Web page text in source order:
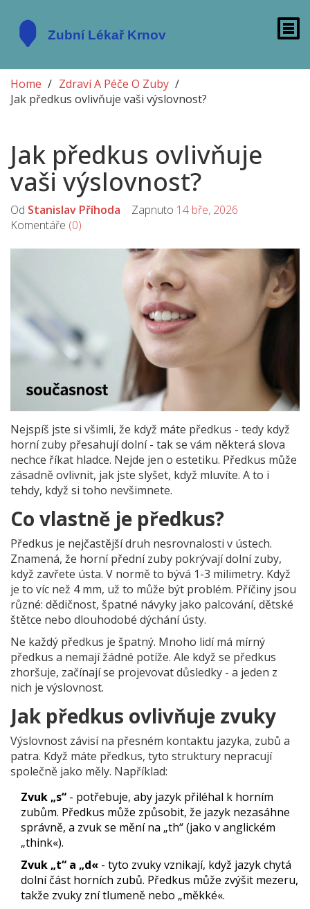
Home
Zdraví A Péče O Zuby
Jak předkus ovlivňuje vaši výslovnost?
Jak předkus ovlivňuje
vaši výslovnost?
Od Stanislav Příhoda Zapnuto 14 bře, 2026
Komentáře (0)
Nejspíš jste si všimli, že když máte předkus - tedy když
horní zuby přesahují dolní - tak se vám některá slova
nechce říkat hladce. Nejde jen o estetiku. Předkus může
zásadně ovlivnit, jak jste slyšet, když mluvíte. A to i
tehdy, když si toho nevšimnete.
Co vlastně je předkus?
Předkus je nejčastější druh nesrovnalosti v ústech.
Znamená, že horní přední zuby pokrývají dolní zuby,
když zavřete ústa. V normě to bývá 1-3 milimetry. Když
je to víc než 4 mm, už to může být problém. Příčiny jsou
různé: dědičnost, špatné návyky jako palcování, dětské
štětce nebo dlouhodobé dýchání ústy.
Ne každý předkus je špatný. Mnoho lidí má mírný
předkus a nemají žádné potíže. Ale když se předkus
zhoršuje, začínají se projevovat důsledky - a jeden z
nich je výslovnost.
Jak předkus ovlivňuje zvuky
Výslovnost závisí na přesném kontaktu jazyka, zubů a
patra. Když máte předkus, tyto struktury nepracují
společně jako měly. Například:
Zvuk „s“ - potřebuje, aby jazyk přiléhal k horním
zubům. Předkus může způsobit, že jazyk nezasáhne
správně, a zvuk se mění na „th“ (jako v anglickém
„think«).
Zvuk „t“ a „d« - tyto zvuky vznikají, když jazyk chytá
dolní část horních zubů. Předkus může zvýšit mezeru,
takže zvuky zní tlumeně nebo „měkké«.